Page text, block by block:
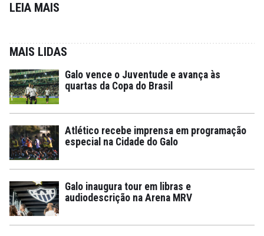
LEIA MAIS
MAIS LIDAS
Galo vence o Juventude e avança às
quartas da Copa do Brasil
Atlético recebe imprensa em programação
especial na Cidade do Galo
Galo inaugura tour em libras e
audiodescrição na Arena MRV